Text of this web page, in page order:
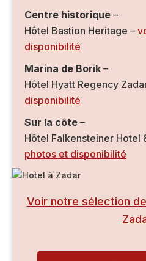
Centre historique –
Hôtel Bastion Heritage –
disponibilité
Marina de Borik –
Hôtel Hyatt Regency
disponibilité
Sur la côte –
Hôtel Falkensteiner Hotel
photos et disponibilité
Voir notre sélection